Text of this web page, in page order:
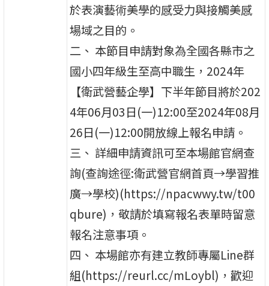
於表演藝術美學的感受力與接觸美感
場域之目的。
二、 本節目申請對象為全國各縣市之
國小四年級生至高中職生，2024年
【衛武營藝企學】下半年節目將於202
4年06月03日(一)12:00至2024年08月
26日(一)12:00開放線上報名申請。
三、 詳細申請資訊可至本場館官網查
詢(查詢途徑:衛武營官網首頁→學習推
廣→學校)(https://npacwwy.tw/t00
qbure)，敬請於填寫報名表單時留意
報名注意事項。
四、 本場館亦有建立教師專屬Line群
組(https://reurl.cc/mLoybl)，歡迎